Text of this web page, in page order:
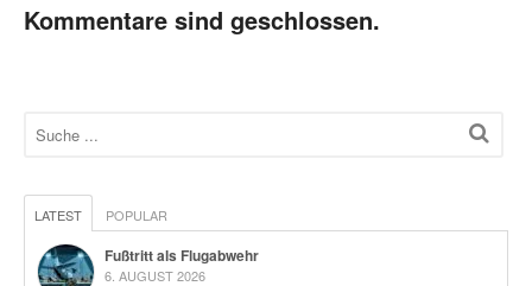
Kommentare sind geschlossen.
LATEST POPULAR
Fußtritt als Flugabwehr
6. AUGUST 2026